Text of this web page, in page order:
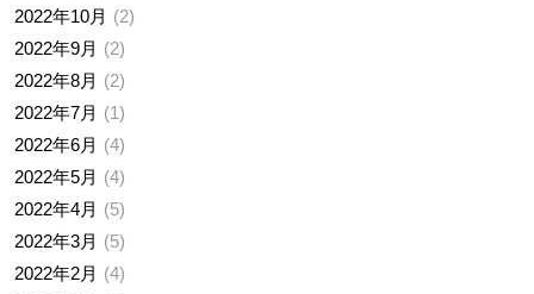
2022年10月
2
2022年9月
2
2022年8月
2
2022年7月
1
2022年6月
4
2022年5月
4
2022年4月
5
2022年3月
5
2022年2月
4